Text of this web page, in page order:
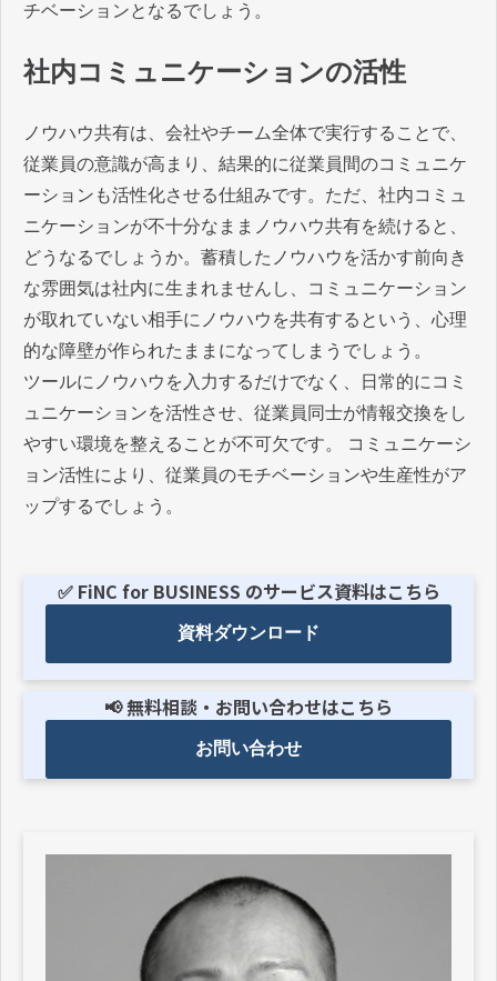
チベーションとなるでしょう。
社内コミュニケーションの活性
ノウハウ共有は、会社やチーム全体で実行することで、
従業員の意識が高まり、結果的に従業員間のコミュニケ
ーションも活性化させる仕組みです。ただ、社内コミュ
ニケーションが不十分なままノウハウ共有を続けると、
どうなるでしょうか。蓄積したノウハウを活かす前向き
な雰囲気は社内に生まれませんし、コミュニケーション
が取れていない相手にノウハウを共有するという、心理
的な障壁が作られたままになってしまうでしょう。
ツールにノウハウを入力するだけでなく、日常的にコミ
ュニケーションを活性させ、従業員同士が情報交換をし
やすい環境を整えることが不可欠です。 コミュニケーシ
ョン活性により、従業員のモチベーションや生産性がア
ップするでしょう。
✅ FiNC for BUSINESS のサービス資料はこちら
資料ダウンロード
📢 無料相談・お問い合わせはこちら
お問い合わせ